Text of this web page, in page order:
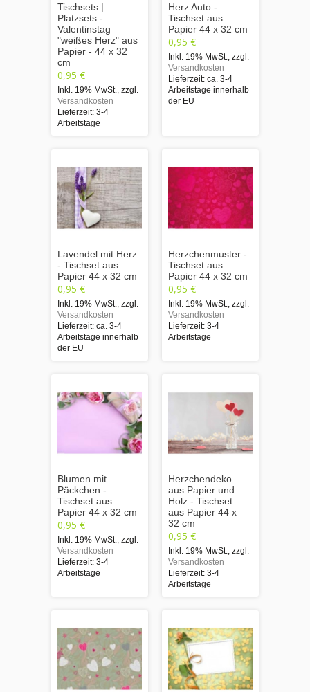
Tischsets |
Platzsets -
Valentinstag
"weißes Herz" aus
Papier - 44 x 32
cm
0,95 €
Inkl. 19% MwSt. zzgl.
Versandkosten
Lieferzeit: 3-4
Arbeitstage
Herz Auto -
Tischset aus
Papier 44 x 32 cm
0,95 €
Inkl. 19% MwSt. zzgl.
Versandkosten
Lieferzeit: ca. 3-4
Arbeitstage innerhalb
der EU
Lavendel mit Herz
- Tischset aus
Papier 44 x 32 cm
0,95 €
Inkl. 19% MwSt. zzgl.
Versandkosten
Lieferzeit: ca. 3-4
Arbeitstage innerhalb
der EU
Herzchenmuster -
Tischset aus
Papier 44 x 32 cm
0,95 €
Inkl. 19% MwSt. zzgl.
Versandkosten
Lieferzeit: 3-4
Arbeitstage
Blumen mit
Päckchen -
Tischset aus
Papier 44 x 32 cm
0,95 €
Inkl. 19% MwSt. zzgl.
Versandkosten
Lieferzeit: 3-4
Arbeitstage
Herzchendeko
aus Papier und
Holz - Tischset
aus Papier 44 x
32 cm
0,95 €
Inkl. 19% MwSt. zzgl.
Versandkosten
Lieferzeit: 3-4
Arbeitstage